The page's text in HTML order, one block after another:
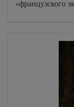
«французского